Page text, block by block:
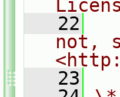
   22
not,
   23